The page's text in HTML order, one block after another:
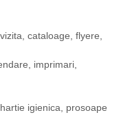
cataloage, flyere,
imprimari,
igienica, prosoape